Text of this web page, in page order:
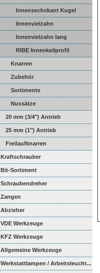
Innensechskant Kugel
Innenvielzahn
Innenvielzahn lang
RIBE Innenkeilprofil
Knarren
Zubehör
Sortimente
Nussätze
20 mm (3/4") Antrieb
25 mm (1") Antrieb
Freilaufknarren
Kraftschrauber
Bit-Sortiment
Schraubendreher
Zangen
Abzieher
VDE Werkzeuge
KFZ Werkzeuge
Allgemeine Werkzeuge
Werkstattlampen / Arbeitsleucht...